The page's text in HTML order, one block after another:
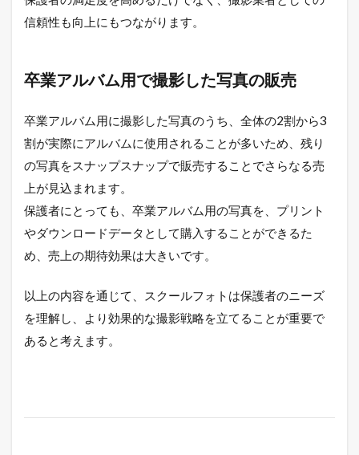
信頼性も向上にもつながります。
卒業アルバム用で撮影した写真の販売
卒業アルバム用に撮影した写真のうち、全体の2割から3
割が実際にアルバムに使用されることが多いため、残り
の写真をスナップスナップで販売することでさらなる売
上が見込まれます。
保護者にとっても、卒業アルバム用の写真を、プリント
やダウンロードデータとして購入することができるた
め、売上の期待効果は大きいです。
以上の内容を通じて、スクールフォトは保護者のニーズ
を理解し、より効果的な撮影戦略を立てることが重要で
あると考えます。